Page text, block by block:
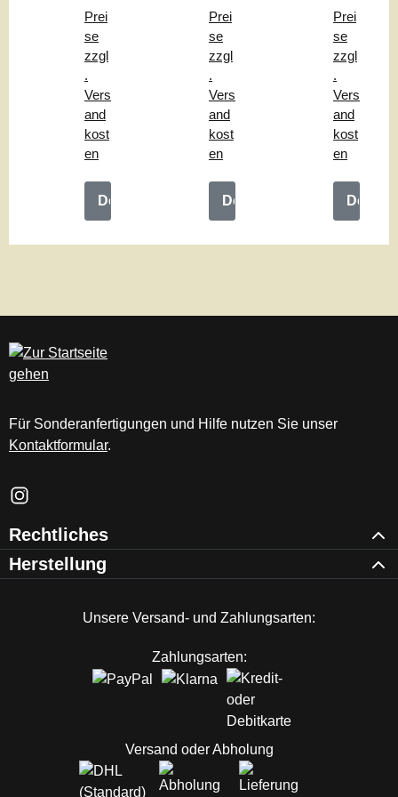
"
Prei
se
zzgl
.
Vers
and
kost
en
Details
hle
"
Prei
se
zzgl
.
Vers
and
kost
en
Details
ng
"
Prei
se
zzgl
.
Vers
and
kost
en
Details
Für Sonderanfertigungen und Hilfe nutzen Sie unser
Kontaktformular.
Schau auf Instagram vorbei – öffnet in neuem Tab (externer
Rechtliches
Herstellung
Unsere Versand- und Zahlungsarten:
Zahlungsarten:
Versand oder Abholung